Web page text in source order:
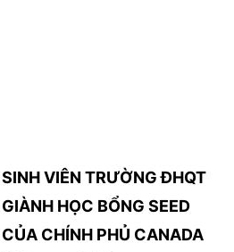
SINH VIÊN TRƯỜNG ĐHQT
GIÀNH HỌC BỔNG SEED
CỦA CHÍNH PHỦ CANADA